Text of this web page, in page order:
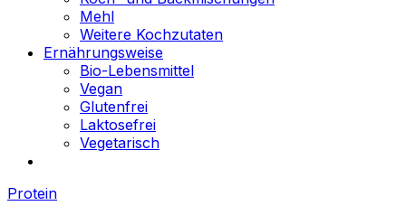
Mehl
Weitere Kochzutaten
Ernährungsweise
Bio-Lebensmittel
Vegan
Glutenfrei
Laktosefrei
Vegetarisch
Protein